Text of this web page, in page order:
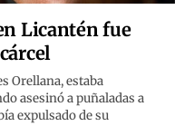
Licantén fue
Orellana, estaba
asesinó a puñaladas a
expulsado de su